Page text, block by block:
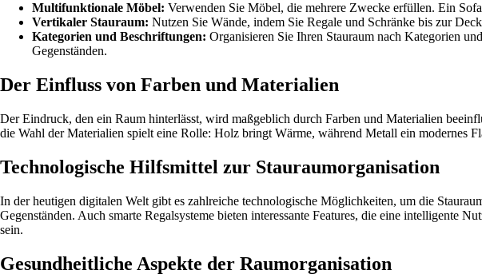
Multifunktionale Möbel: Verwenden Sie Möbel, die mehrere Zwecke erfüllen. Ein
Vertikaler Stauraum: Nutzen Sie Wände, indem Sie Regale und Schränke bis zur
Kategorien und Beschriftungen: Organisieren Sie Ihren Stauraum nach Kategorien
Gegenständen.
Der Einfluss von Farben und Materialien
Der Eindruck, den ein Raum hinterlässt, wird maßgeblich durch Farben und Materialien
die Wahl der Materialien spielt eine Rolle: Holz bringt Wärme, während Metall ein modernes
Technologische Hilfsmittel zur Stauraumorganisation
In der heutigen digitalen Welt gibt es zahlreiche technologische Möglichkeiten, um die
Gegenständen. Auch smarte Regalsysteme bieten interessante Features, die eine intelligente
sein.
Gesundheitliche Aspekte der Raumorganisation